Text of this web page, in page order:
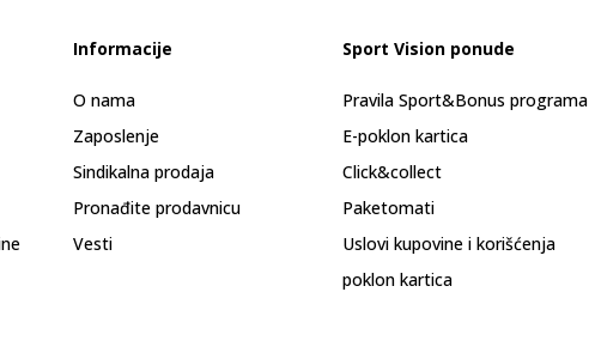
Informacije
O nama
Zaposlenje
Sindikalna prodaja
Pronađite prodavnicu
Vesti
Sport Vision ponude
Pravila Sport&Bonus programa
E-poklon kartica
Click&collect
Paketomati
Uslovi kupovine i korišćenja
poklon kartica